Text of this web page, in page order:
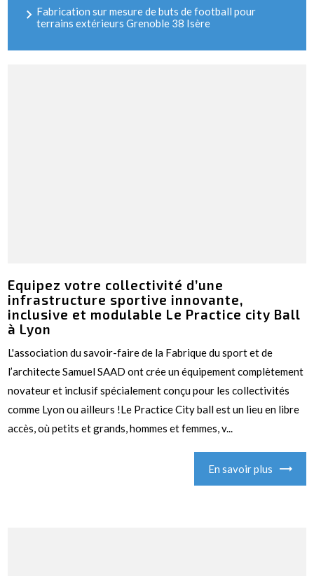
Fabrication sur mesure de buts de football pour
terrains extérieurs Grenoble 38 Isère
Equipez votre collectivité d’une
infrastructure sportive innovante,
inclusive et modulable Le Practice city Ball
à Lyon
L'association du savoir-faire de la Fabrique du sport et de
l’architecte Samuel SAAD ont crée un équipement complètement
novateur et inclusif spécialement conçu pour les collectivités
comme Lyon ou ailleurs !Le Practice City ball est un lieu en libre
accès, où petits et grands, hommes et femmes, v...
En savoir plus